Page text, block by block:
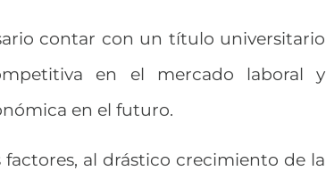
contar con un título universitario
en el mercado laboral y
en el futuro.
al drástico crecimiento de la